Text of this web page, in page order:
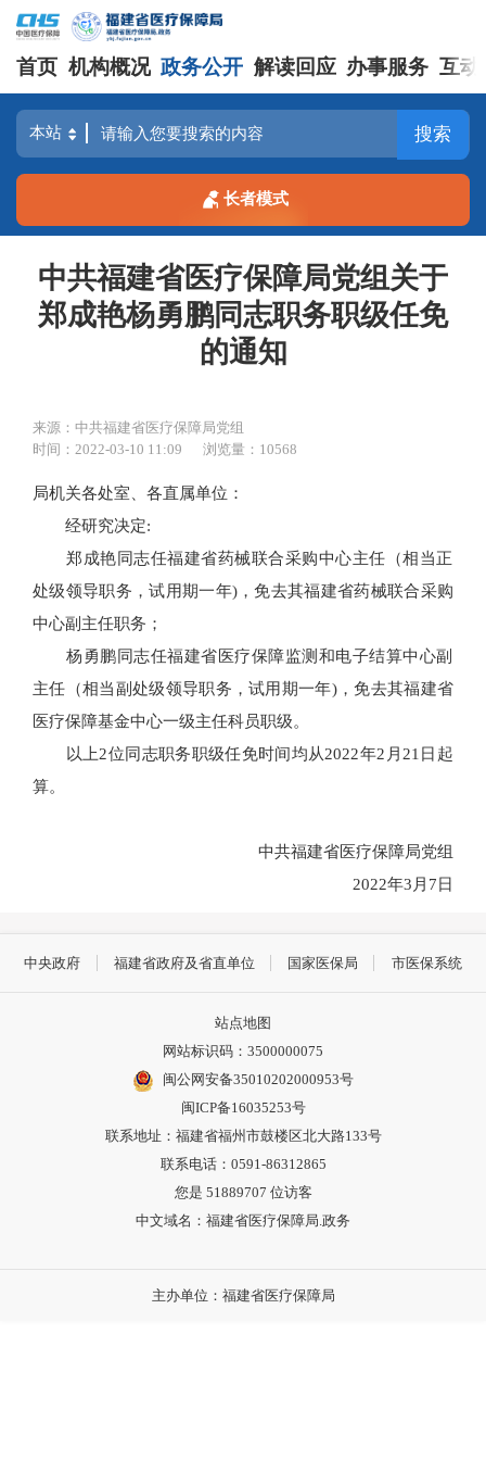
首页 机构概况 政务公开 解读回应 办事服务 互动
搜索
长者模式
中共福建省医疗保障局党组关于
郑成艳杨勇鹏同志职务职级任免
的通知
来源：中共福建省医疗保障局党组
时间：2022-03-10 11:09
浏览量：10568
局机关各处室、各直属单位：
经研究决定:
郑成艳同志任福建省药械联合采购中心主任（相当正
处级领导职务，试用期一年)，免去其福建省药械联合采购
中心副主任职务；
杨勇鹏同志任福建省医疗保障监测和电子结算中心副
主任（相当副处级领导职务，试用期一年)，免去其福建省
医疗保障基金中心一级主任科员职级。
以上2位同志职务职级任免时间均从2022年2月21日起
算。
中共福建省医疗保障局党组
2022年3月7日
中央政府 福建省政府及省直单位 国家医保局 市医保系统
站点地图
网站标识码：3500000075
闽公网安备35010202000953号
闽ICP备16035253号
联系地址：福建省福州市鼓楼区北大路133号
联系电话：0591-86312865
您是 51889707 位访客
中文域名：福建省医疗保障局.政务
主办单位：福建省医疗保障局